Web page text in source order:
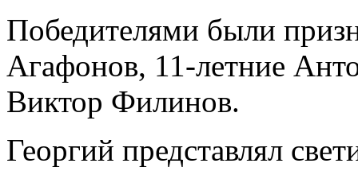
Победителями были
Агафонов, 11-летние
Виктор Филинов.
Георгий представлял